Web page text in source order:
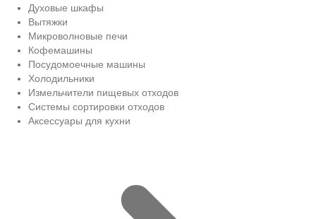
Духовые шкафы
Вытяжки
Микроволновые печи
Кофемашины
Посудомоечные машины
Холодильники
Измельчители пищевых отходов
Системы сортировки отходов
Аксессуары для кухни